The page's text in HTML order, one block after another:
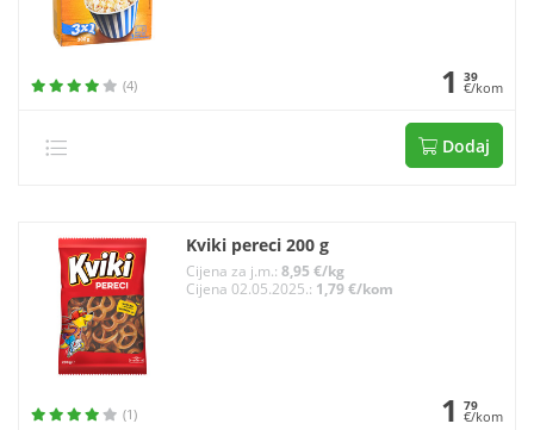
(4) 1 39
€/kom
Dodaj
Kviki pereci 200 g
Cijena za j.m.: 8,95 €/kg
Cijena 02.05.2025.: 1,79 €/kom
(1) 1 79
€/kom